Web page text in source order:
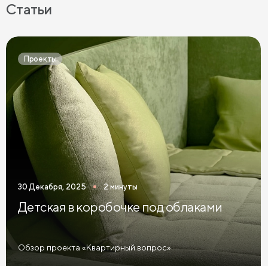
Статьи
Проекты
30 Декабря, 2025 2 минуты
Детская в коробочке под облаками
Обзор проекта «Квартирный вопрос»